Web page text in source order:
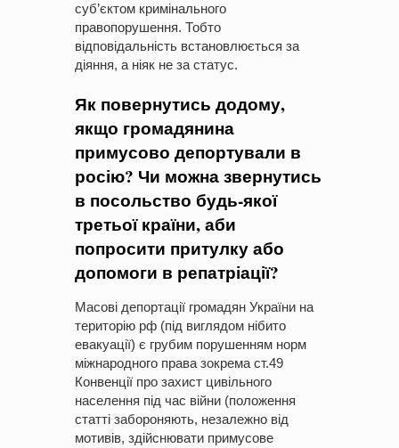
суб’єктом кримінального
правопорушення. Тобто
відповідальність встановлюється за
діяння, а ніяк не за статус.
Як повернутись додому,
якщо громадянина
примусово депортували в
росію? Чи можна звернутись
в посольство будь-якої
третьої країни, аби
попросити притулку або
допомоги в репатріації?
Масові депортації громадян України на
територію рф (під виглядом нібито
евакуації) є грубим порушенням норм
міжнародного права зокрема ст.49
Конвенції про захист цивільного
населення під час війни (положення
статті забороняють, незалежно від
мотивів, здійснювати примусове